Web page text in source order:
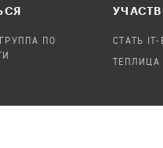
ПО
СТАТЬ
ТЕПЛИЦА